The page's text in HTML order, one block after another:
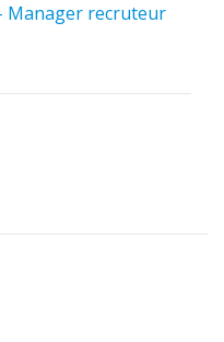
Manager recruteur